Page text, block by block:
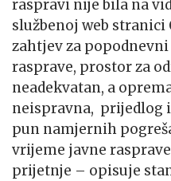
raspravi nije bila na
službenoj web stranici
zahtjev za
rasprave, prostor za
neadekvatan, a
neispravna, prijedlog
pun namjernih
vrijeme javne
prijetnje – opisuje